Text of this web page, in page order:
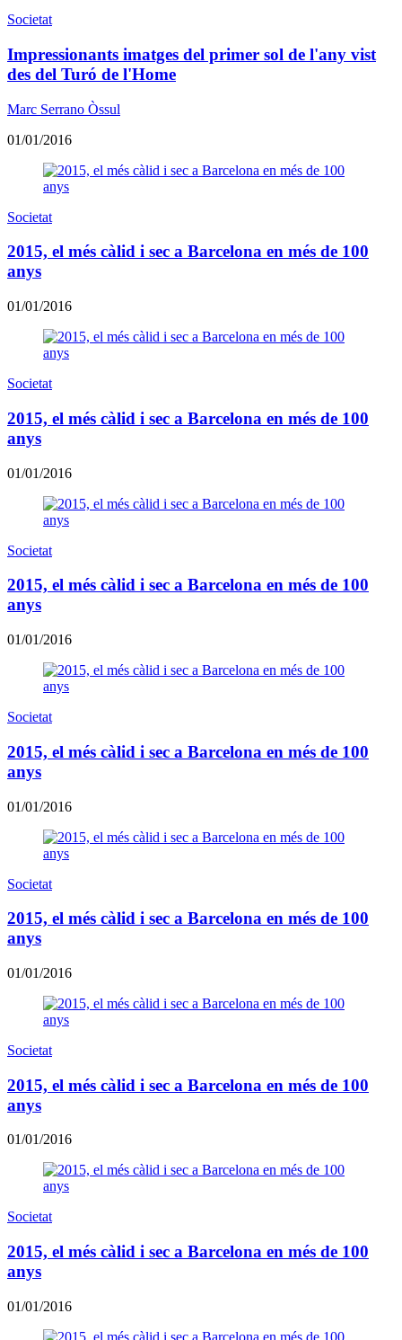
Societat
Impressionants imatges del primer sol de l'any vist
des del Turó de l'Home
Marc Serrano Òssul
01/01/2016
Societat
2015, el més càlid i sec a Barcelona en més de 100
anys
01/01/2016
Societat
2015, el més càlid i sec a Barcelona en més de 100
anys
01/01/2016
Societat
2015, el més càlid i sec a Barcelona en més de 100
anys
01/01/2016
Societat
2015, el més càlid i sec a Barcelona en més de 100
anys
01/01/2016
Societat
2015, el més càlid i sec a Barcelona en més de 100
anys
01/01/2016
Societat
2015, el més càlid i sec a Barcelona en més de 100
anys
01/01/2016
Societat
2015, el més càlid i sec a Barcelona en més de 100
anys
01/01/2016